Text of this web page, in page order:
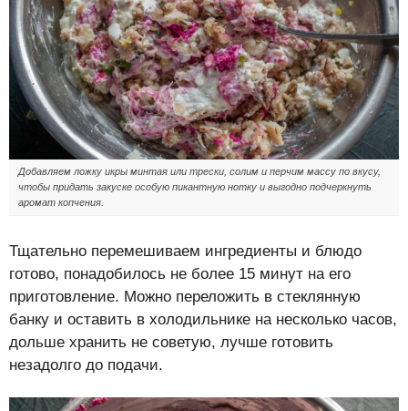
Добавляем ложку икры минтая или трески, солим и перчим массу по вкусу,
чтобы придать закуске особую пикантную нотку и выгодно подчеркнуть
аромат копчения.
Тщательно перемешиваем ингредиенты и блюдо
готово, понадобилось не более 15 минут на его
приготовление. Можно переложить в стеклянную
банку и оставить в холодильнике на несколько часов,
дольше хранить не советую, лучше готовить
незадолго до подачи.